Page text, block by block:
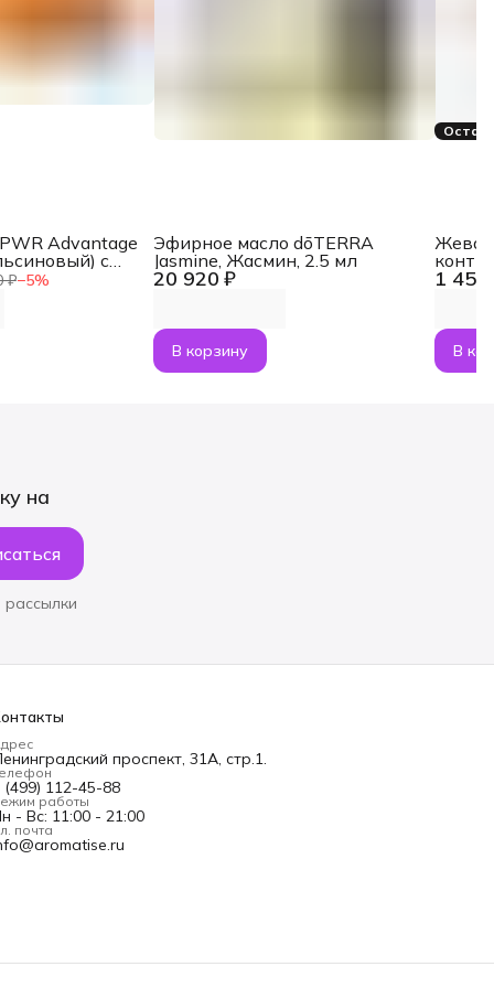
₽−5%
Advantage
с
30 саше
20 920 ₽
Эфирное масло dōTERRA
Jasmine, Жасмин, 2.5 мл
В корзину
1 454
В
на
проспект, 31А, стр.1.
(499) 112-45-88
работы
- Вс: 11:00 - 21:00
почта